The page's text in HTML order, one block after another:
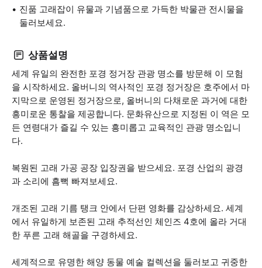
진품 고래잡이 유물과 기념품으로 가득한 박물관 전시물을
둘러보세요.
상품설명
세계 유일의 완전한 포경 정거장 관광 명소를 방문해 이 모험
을 시작하세요. 올버니의 역사적인 포경 정거장은 호주에서 마
지막으로 운영된 정거장으로, 올버니의 다채로운 과거에 대한
흥미로운 통찰을 제공합니다. 문화유산으로 지정된 이 역은 모
든 연령대가 즐길 수 있는 흥미롭고 교육적인 관광 명소입니
다.
복원된 고래 가공 공장 입장권을 받으세요. 포경 산업의 광경
과 소리에 흠뻑 빠져보세요.
개조된 고래 기름 탱크 안에서 단편 영화를 감상하세요. 세계
에서 유일하게 보존된 고래 추적선인 체인즈 4호에 올라 거대
한 푸른 고래 해골을 구경하세요.
세계적으로 유명한 해양 동물 예술 컬렉션을 둘러보고 귀중한